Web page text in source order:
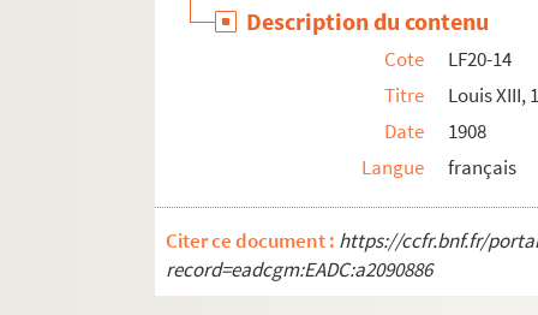
Description du contenu
Cote
LF20-14
Titre
Louis XIII,
Date
1908
Langue
français
Citer ce document : https://ccfr.bnf.fr/
record=eadcgm:EADC:a2090886